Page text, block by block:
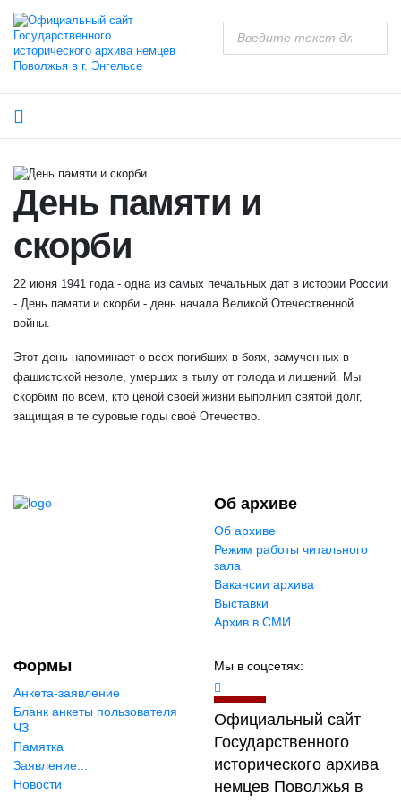
День памяти и
скорби
22 июня 1941 года - одна из самых печальных дат в истории России
- День памяти и скорби - день начала Великой Отечественной
войны.
Этот день напоминает о всех погибших в боях, замученных в
фашистской неволе, умерших в тылу от голода и лишений. Мы
скорбим по всем, кто ценой своей жизни выполнил святой долг,
защищая в те суровые годы своё Отечество.
Об архиве
Об архиве
Режим работы читального
зала
Вакансии архива
Выставки
Архив в СМИ
Формы
Анкета-заявление
Бланк анкеты пользователя
ЧЗ
Памятка
Заявление...
Новости
Мы в соцсетях:
Официальный сайт
Государственного
исторического архива
немцев Поволжья в